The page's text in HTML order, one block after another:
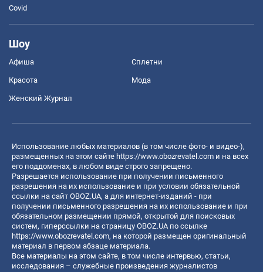
Covid
Шоу
Афиша Сплетни
Красота Мода
Женский Журнал
Использование любых материалов (в том числе фото- и видео-),
размещенных на этом сайте https://www.obozrevatel.com и на всех
его поддоменах, в любом виде строго запрещено.
Разрешается использование при получении письменного
разрешения на их использование и при условии обязательной
ссылки на сайт OBOZ.UA, а для интернет-изданий - при
получении письменного разрешения на их использование и при
обязательном размещении прямой, открытой для поисковых
систем, гиперссылки на страницу OBOZ.UA по ссылке
https://www.obozrevatel.com, на которой размещен оригинальный
материал в первом абзаце материала.
Все материалы на этом сайте, в том числе интервью, статьи,
исследования – служебные произведения журналистов